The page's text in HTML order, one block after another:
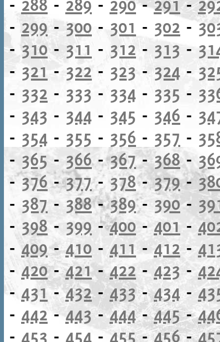
- 299 -300 - 301 - 302 -
-310- 311 - 312- 313 -
- 321 - 322 - 323 - 324 -
- 332 - 333 - 334 - 335 -
- 343 - 344 - 345 - 346 -
- 354 - 355 - 356 - 357 -
- 365 - 366-367-368-
-376-377-378- 379-
- 387 - 388-389- 390-
- 398 - 399 -400-401 -
-409-410 - 411-412 -
- 420-421-422 - 423 -
- 431-432-433-434-
- 442 -443 -444-445-
- 453 - 454 -455-456-